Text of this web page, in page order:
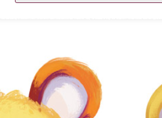
Etkö ole vielä asiakkaamme?
Luo asiakastili tästä!